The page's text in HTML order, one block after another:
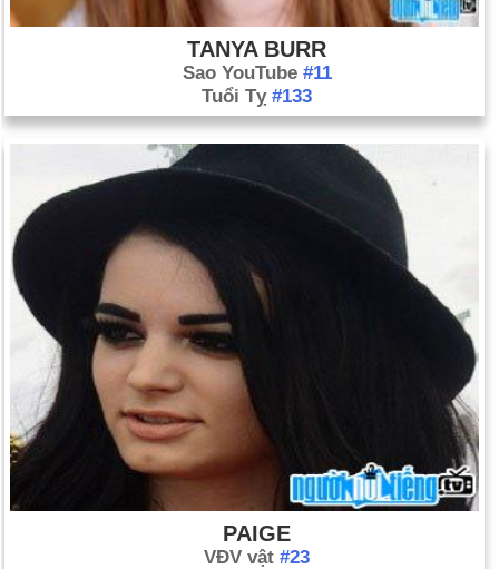
TANYA BURR
Sao YouTube #11
Tuổi Tỵ #133
PAIGE
VĐV vật #23